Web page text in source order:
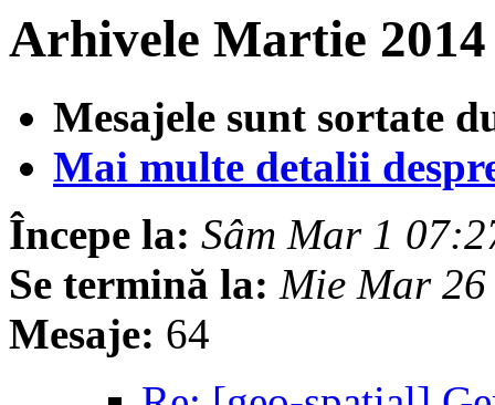
Arhivele Martie
Mesajele sunt sortate
Mai multe detalii
Începe la: Sâm Mar 1
Se termină la: Mie Mar
Mesaje: 64